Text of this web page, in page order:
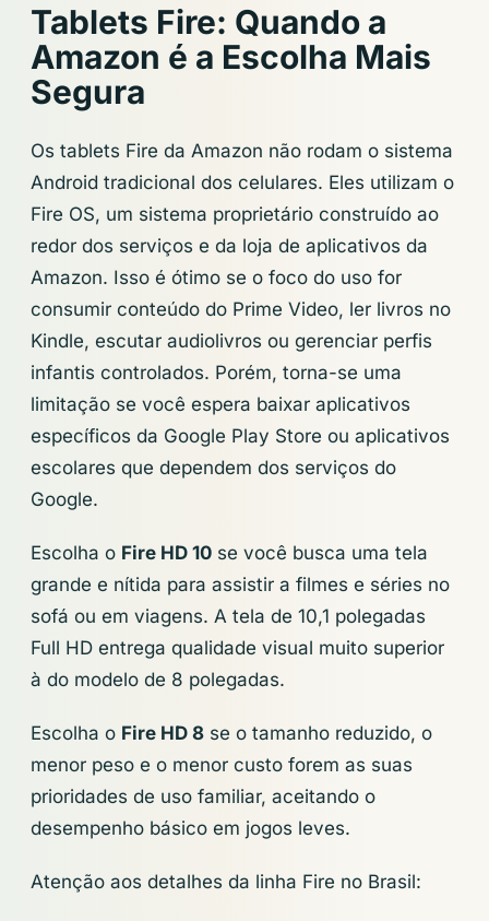
Tablets Fire: Quando a
Amazon é a Escolha Mais
Segura
Os tablets Fire da Amazon não rodam o sistema
Android tradicional dos celulares. Eles utilizam o
Fire OS, um sistema proprietário construído ao
redor dos serviços e da loja de aplicativos da
Amazon. Isso é ótimo se o foco do uso for
consumir conteúdo do Prime Video, ler livros no
Kindle, escutar audiolivros ou gerenciar perfis
infantis controlados. Porém, torna-se uma
limitação se você espera baixar aplicativos
específicos da Google Play Store ou aplicativos
escolares que dependem dos serviços do
Google.
Escolha o Fire HD 10 se você busca uma tela
grande e nítida para assistir a filmes e séries no
sofá ou em viagens. A tela de 10,1 polegadas
Full HD entrega qualidade visual muito superior
à do modelo de 8 polegadas.
Escolha o Fire HD 8 se o tamanho reduzido, o
menor peso e o menor custo forem as suas
prioridades de uso familiar, aceitando o
desempenho básico em jogos leves.
Atenção aos detalhes da linha Fire no Brasil: